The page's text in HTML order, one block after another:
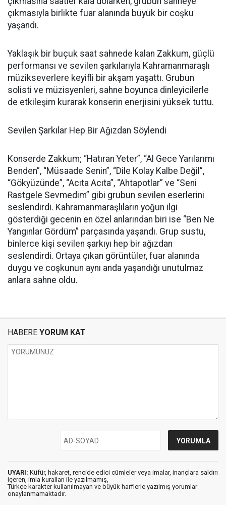
çıkmasıyla birlikte fuar alanında büyük bir coşku
yaşandı.
Yaklaşık bir buçuk saat sahnede kalan Zakkum, güçlü
performansı ve sevilen şarkılarıyla Kahramanmaraşlı
müzikseverlere keyifli bir akşam yaşattı. Grubun
solisti ve müzisyenleri, sahne boyunca dinleyicilerle
de etkileşim kurarak konserin enerjisini yüksek tuttu.
Sevilen Şarkılar Hep Bir Ağızdan Söylendi
Konserde Zakkum; “Hatıran Yeter”, “Al Gece Yarılarımı
Benden”, “Müsaade Senin”, “Dile Kolay Kalbe Değil”,
“Gökyüzünde”, “Acıta Acıta”, “Ahtapotlar” ve “Seni
Rastgele Sevmedim” gibi grubun sevilen eserlerini
seslendirdi. Kahramanmaraşlıların yoğun ilgi
gösterdiği gecenin en özel anlarından biri ise “Ben Ne
Yangınlar Gördüm” parçasında yaşandı. Grup sustu,
binlerce kişi sevilen şarkıyı hep bir ağızdan
seslendirdi. Ortaya çıkan görüntüler, fuar alanında
duygu ve coşkunun aynı anda yaşandığı unutulmaz
anlara sahne oldu.
HABERE YORUM KAT
UYARI: Küfür, hakaret, rencide edici cümleler veya imalar, inançlara saldırı
içeren, imla kuralları ile yazılmamış,
Türkçe karakter kullanılmayan ve büyük harflerle yazılmış yorumlar
onaylanmamaktadır.